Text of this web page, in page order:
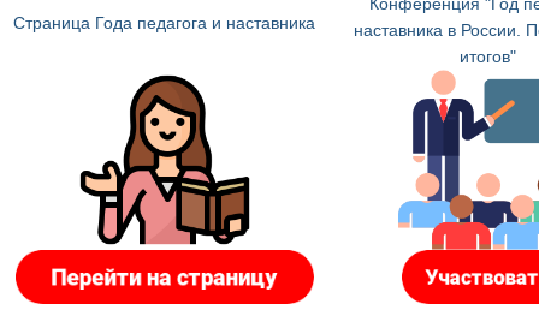
Страница Года педагога и наставника
наставника в России.
итогов"